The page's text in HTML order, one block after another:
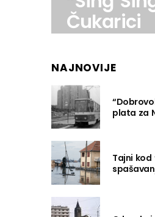
Čukarici
NAJNOVIJE
plata za
Tajni kod